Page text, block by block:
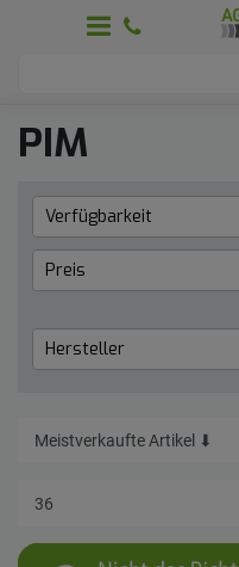
PIM
Verfügbarkeit
Lieferzeit 1 bis 3 Werktage
Preis
Hersteller